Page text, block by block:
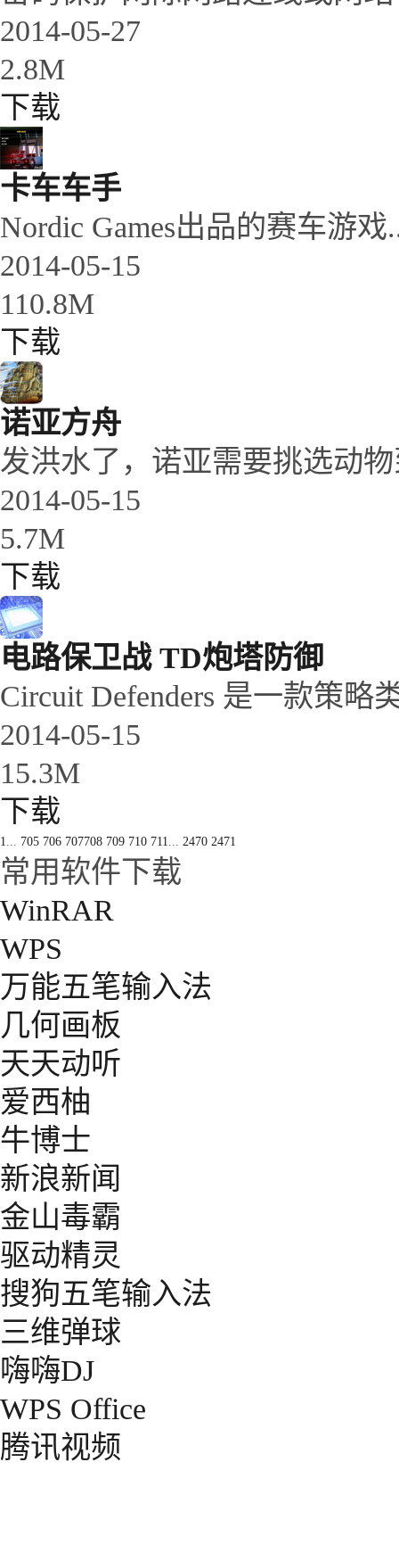
2014-05-27
2.8M
下载
卡车车手
Nordic Games出品的赛车游戏
2014-05-15
110.8M
下载
诺亚方舟
发洪水了，诺亚需要挑选动
2014-05-15
5.7M
下载
电路保卫战 TD炮塔防御
Circuit Defenders 是一款策略
2014-05-15
15.3M
下载
1... 705 706 707708 709 710 711... 2470 2471
常用软件下载
WinRAR
WPS
万能五笔输入法
几何画板
天天动听
爱西柚
牛博士
新浪新闻
金山毒霸
驱动精灵
搜狗五笔输入法
三维弹球
嗨嗨DJ
WPS Office
腾讯视频